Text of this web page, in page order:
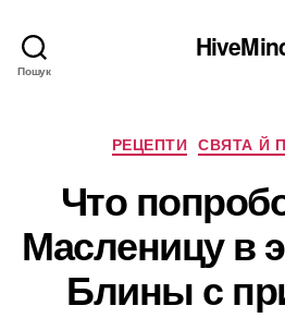
Пошук
РЕЦЕПТИ СВЯТА Й
Что
Масленицу в
Блины с